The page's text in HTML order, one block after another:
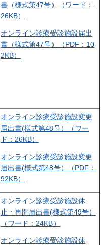
書（様式第47号）（ワード：
26KB）
オンライン診療受診施設届出
書（様式第47号）（PDF：10
2KB）
オンライン診療受診施設変更
届出書(様式第48号）（ワー
ド：26KB）
オンライン診療受診施設変更
届出書(様式第48号）
（PDF：
92KB）
オンライン診療受診施設休
止・再開届出書(様式第49号）
（ワード：24KB）
オンライン診療受診施設休